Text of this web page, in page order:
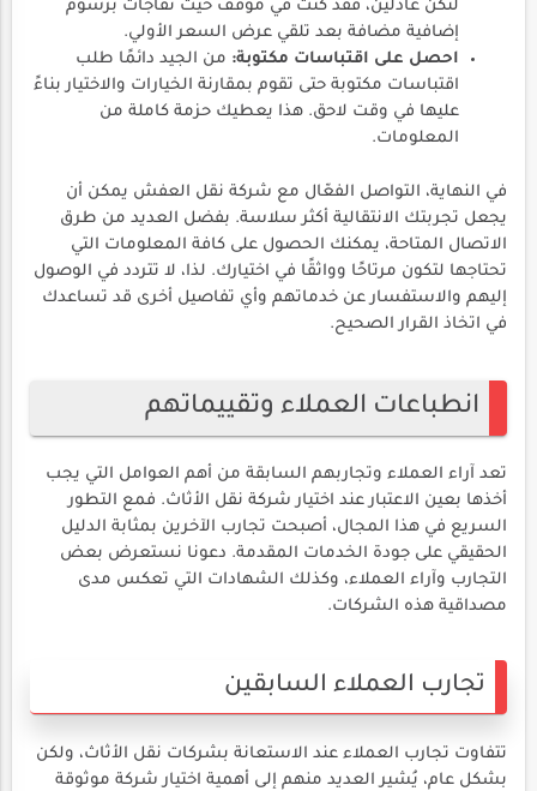
لنكن عادلين، فقد كنت في موقف حيث تفاجأت برسوم
إضافية مضافة بعد تلقي عرض السعر الأولي.
احصل على اقتباسات مكتوبة: من الجيد دائمًا طلب
اقتباسات مكتوبة حتى تقوم بمقارنة الخيارات والاختيار بناءً
عليها في وقت لاحق. هذا يعطيك حزمة كاملة من
المعلومات.
في النهاية، التواصل الفعّال مع شركة نقل العفش يمكن أن
يجعل تجربتك الانتقالية أكثر سلاسة. بفضل العديد من طرق
الاتصال المتاحة، يمكنك الحصول على كافة المعلومات التي
تحتاجها لتكون مرتاحًا وواثقًا في اختيارك. لذا، لا تتردد في الوصول
إليهم والاستفسار عن خدماتهم وأي تفاصيل أخرى قد تساعدك
في اتخاذ القرار الصحيح.
انطباعات العملاء وتقييماتهم
تعد آراء العملاء وتجاربهم السابقة من أهم العوامل التي يجب
أخذها بعين الاعتبار عند اختيار شركة نقل الأثاث. فمع التطور
السريع في هذا المجال، أصبحت تجارب الآخرين بمثابة الدليل
الحقيقي على جودة الخدمات المقدمة. دعونا نستعرض بعض
التجارب وآراء العملاء، وكذلك الشهادات التي تعكس مدى
مصداقية هذه الشركات.
تجارب العملاء السابقين
تتفاوت تجارب العملاء عند الاستعانة بشركات نقل الأثاث، ولكن
بشكل عام، يُشير العديد منهم إلى أهمية اختيار شركة موثوقة